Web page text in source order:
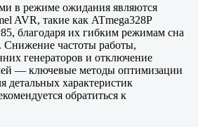
в режиме ожидания являются
AVR, такие как ATmega328P
благодаря их гибким режимам сна
Снижение частоты работы,
генераторов и отключение
— ключевые методы оптимизации
детальных характеристик
обратиться к